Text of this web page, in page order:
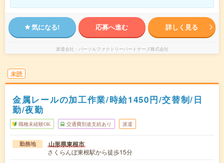
気になる! 応募へ進む 詳しく見る
派遣会社 パーソルファクトリーパートナーズ株式会社
未読
金属レールの加工作業/時給1450円/交替制/日
勤/夜勤
職種未経験OK 交通費別途支給あり 派遣
勤務地 山形県東根市
さくらんぼ東根駅から徒歩15分